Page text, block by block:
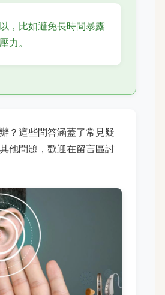
，比如避免長時間暴露
力。
？這些問答涵蓋了常見疑
他問題，歡迎在留言區討